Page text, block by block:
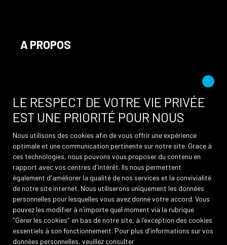
A PROPOS
INFORMATIONS
Recrutement
Nos honoraires
Mentions légales
Politique de confidentialité
Plan du site
LE RESPECT DE VOTRE VIE PRIVÉE
EST UNE PRIORITÉ POUR NOUS
Nous utilisons des cookies afin de vous offrir une expérience
optimale et une communication pertinente sur notre site. Grace à
ces technologies, nous pouvons vous proposer du contenu en
rapport avec vos centres d'intérêt. Ils nous permettent
également d'améliorer la qualité de nos services et la convivialité
de notre site internet. Nous utiliserons uniquement les données
personnelles pour lesquelles vous avez donné votre accord. Vous
pouvez les modifier à n'importe quel moment via la rubrique
″Gérer les cookies″ en bas de notre site, à l'exception des cookies
essentiels à son fonctionnement. Pour plus d'informations sur vos
données personnelles, veuillez consulter